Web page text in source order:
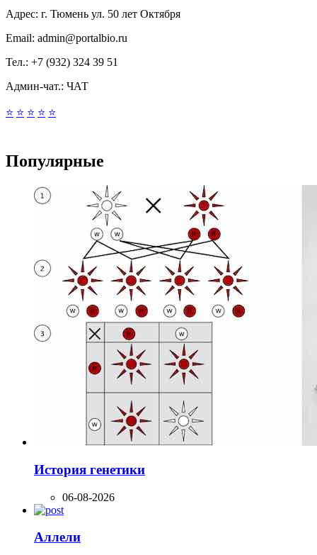
Адрес: г. Тюмень ул. 50 лет Октября
Email: admin@portalbio.ru
Тел.: +7 (932) 324 39 51
Админ-чат.: ЧАТ
⭐ ⭐ ⭐ ⭐ ⭐
Популярные
История генетики
06-08-2026
Аллели